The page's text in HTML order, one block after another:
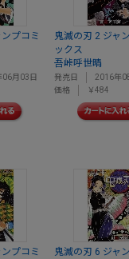
プコミ
06月03日
鬼滅の刃 2 ジャ
ックス
吾峠呼世晴
発売日
2016年
価格
￥484
プコミ
鬼滅の刃 6 ジャ